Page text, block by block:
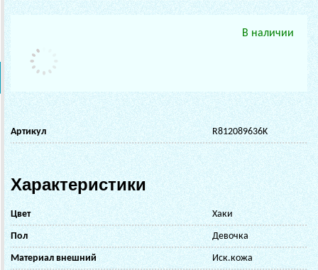
В наличии
Артикул R812089636K
Характеристики
Цвет Хаки
Пол Девочка
Материал внешний Иск.кожа